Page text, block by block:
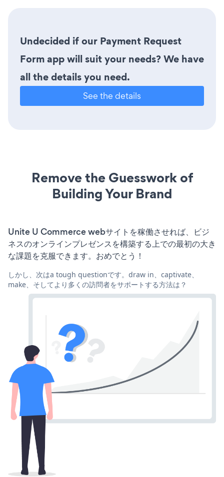
Undecided if our Payment Request
Form app will suit your needs? We have
all the details you need.
See the details
Remove the Guesswork of
Building Your Brand
Unite U Commerce webサイトを稼働させれば、ビジ
ネスのオンラインプレゼンスを構築する上での最初の大き
な課題を克服できます。おめでとう！
しかし、次はa tough questionです。draw in、captivate、
make、そしてより多くの訪問者をサポートする方法は？